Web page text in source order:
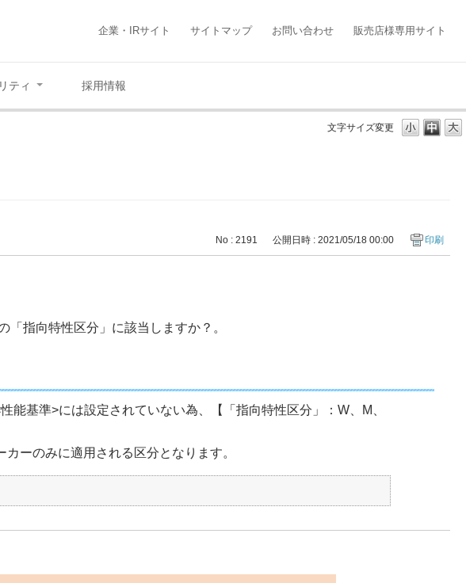
企業・IRサイト サイトマップ お問い合わせ 販売店様専用サイト
ティ 採用情報
文字サイズ変更
No : 2191 公開日時 : 2021/05/18 00:00 印刷
「指向特性区分」に該当しますか？。
能基準>には設定されていない為、【「指向特性区分」：W、M、
ーのみに適用される区分となります。